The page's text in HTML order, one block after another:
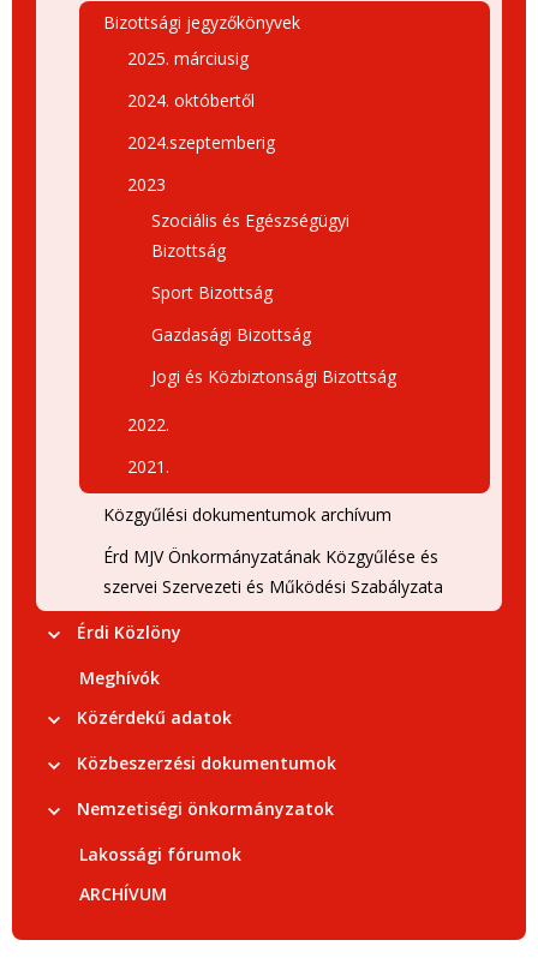
Bizottsági jegyzőkönyvek
2025. márciusig
2024. októbertől
2024.szeptemberig
2023
Szociális és Egészségügyi
Bizottság
Sport Bizottság
Gazdasági Bizottság
Jogi és Közbiztonsági Bizottság
2022.
2021.
Közgyűlési dokumentumok archívum
Érd MJV Önkormányzatának Közgyűlése és
szervei Szervezeti és Működési Szabályzata
Érdi Közlöny
Meghívók
Közérdekű adatok
Közbeszerzési dokumentumok
Nemzetiségi önkormányzatok
Lakossági fórumok
ARCHÍVUM